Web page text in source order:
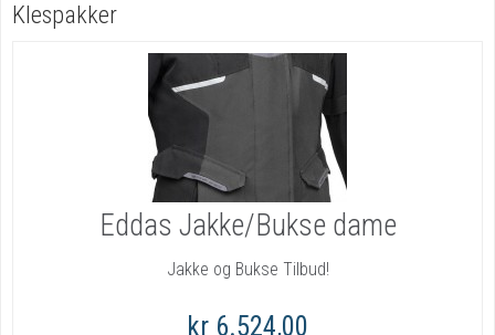
Klespakker
Eddas Jakke/Bukse dame
Jakke og Bukse Tilbud!
kr 6.524,00